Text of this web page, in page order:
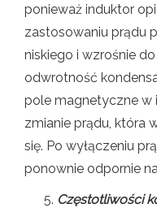
ponieważ induktor
zastosowaniu prądu
niskiego i wzrośnie
odwrotność
pole magnetyczne w
zmianie prądu, która
się. Po wyłączeniu
ponownie odpornie
Częstotliwości